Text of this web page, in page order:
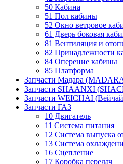
50 Кабина
51 Пол кабины
52 Окно ветровое
61 Дверь боковая
81 Вентиляция и
82 Принадлежности
84 Оперение кабины
85 Платформа
Запчасти Мадара
Запчасти SHAANXI
Запчасти WEICHAI
Запчасти ГАЗ
10 Двигатель
11 Система питания
12 Система выпуска
13 Система
16 Сцепление
17 Коробка передач